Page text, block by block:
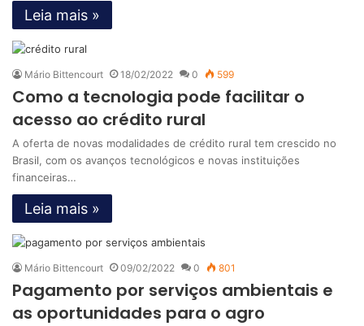
Leia mais »
Mário Bittencourt 18/02/2022 0 599
Como a tecnologia pode facilitar o
acesso ao crédito rural
A oferta de novas modalidades de crédito rural tem crescido no
Brasil, com os avanços tecnológicos e novas instituições
financeiras…
Leia mais »
Mário Bittencourt 09/02/2022 0 801
Pagamento por serviços ambientais e
as oportunidades para o agro